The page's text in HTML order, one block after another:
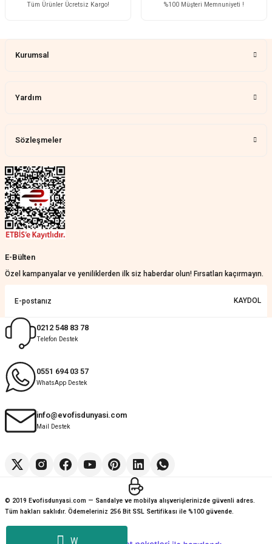
W
verirler, çok yardım ederler.
Teslim çok çabuk geldi. Montaj çok
Nathalie Prevost | 22/07/2026
Çok ilgililerdi
Merve Özen | 17/07/2026
KeRiM BeRBeR | 16/07/2026
Sorunsuz ve güvenilir
Muhammed Adsiz | 14/07/2026
Kolay
G... K... | 14/07/2026
Tüm Ürünler Ücretsiz Kargo! %100 Müşteri Memnuniyeti !
Kurumsal
Yardım
Sözleşmeler
E-Bülten
Özel kampanyalar ve yeniliklerden ilk siz haberdar olun! Fırsatları kaçırmayın.
KAYDOL
0212 548 83 78
Telefon Destek
0551 694 03 57
WhatsApp Destek
info@evofisdunyasi.com
Mail Destek
© 2019 Evofisdunyasi.com — Sandalye ve mobilya alışverişlerinizde güvenli adres.
Tüm hakları saklıdır. Ödemeleriniz 256 Bit SSL Sertifikası ile %100 güvende.